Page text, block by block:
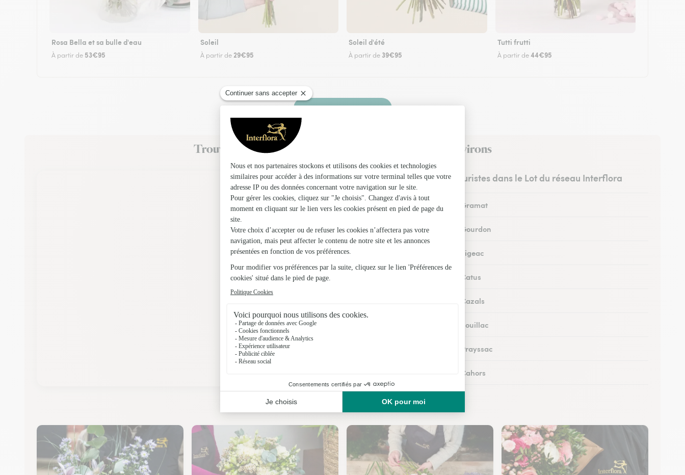
Rosa Bella et sa bulle d'eau
À partir de 53€95
Soleil
À partir de 29€95
Soleil d'été
À partir de 39€95
Tutti frutti
À partir de44€95
Faire livrer des fleurs
Trouvez un fleuriste Interflora à Soucirac et dans ses environs
Les fleuristes dans le Lot du réseau Interflora
Fleuristes à Gramat
Fleuristes à Gourdon
Fleuristes à Figeac
Fleuristes à Catus
Fleuristes à Cazals
Fleuristes à Souillac
Fleuristes à Prayssac
Fleuristes à Cahors
Nos fleuristes à Soucirac